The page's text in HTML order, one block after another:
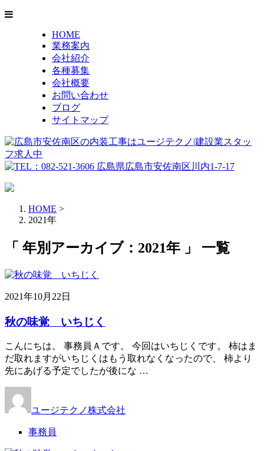
HOME
業務案内
会社紹介
各種募集
会社概要
お問い合わせ
ブログ
サイトマップ
HOME >
2021年
「 年別アーカイブ：2021年 」 一覧
2021年10月22日
秋の味覚 いちじく
こんにちは。 事務員Ａです。 今回はいちじくです。 柿はま
だ取れますがいちじくはもう取れなくなったので、 柿より
先にあげる予定でしたが後にな …
ユージテクノ株式会社
事務員